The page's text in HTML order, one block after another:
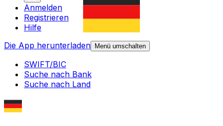
Anmelden
Registrieren
Hilfe
Die App herunterladen
Menü umschalten
SWIFT/BIC
Suche nach Bank
Suche nach Land